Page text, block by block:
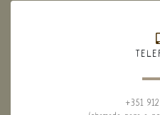
+351